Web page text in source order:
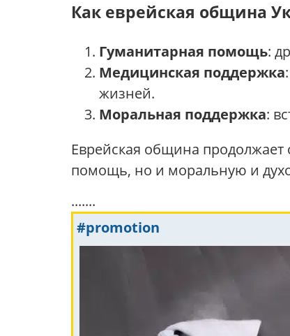
Как еврейская община
Гуманитарная помощь:
Медицинская поддержка
жизней.
Моральная поддержка:
Еврейская община
помощь, но и моральную и
.......
#promotion